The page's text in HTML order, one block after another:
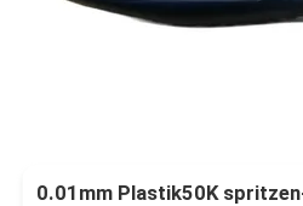
0.01mm Plastik50K